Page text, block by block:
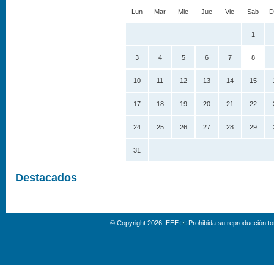
Lun Mar Mie Jue Vie Sab
1
3 4 5 6 7 8
10 11 12 13 14 15
17 18 19 20 21 22
24 25 26 27 28 29
31
Destacados
© Copyright 2026 IEEE Prohibida su reproducción